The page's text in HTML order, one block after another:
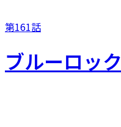
第161話
ブルーロック